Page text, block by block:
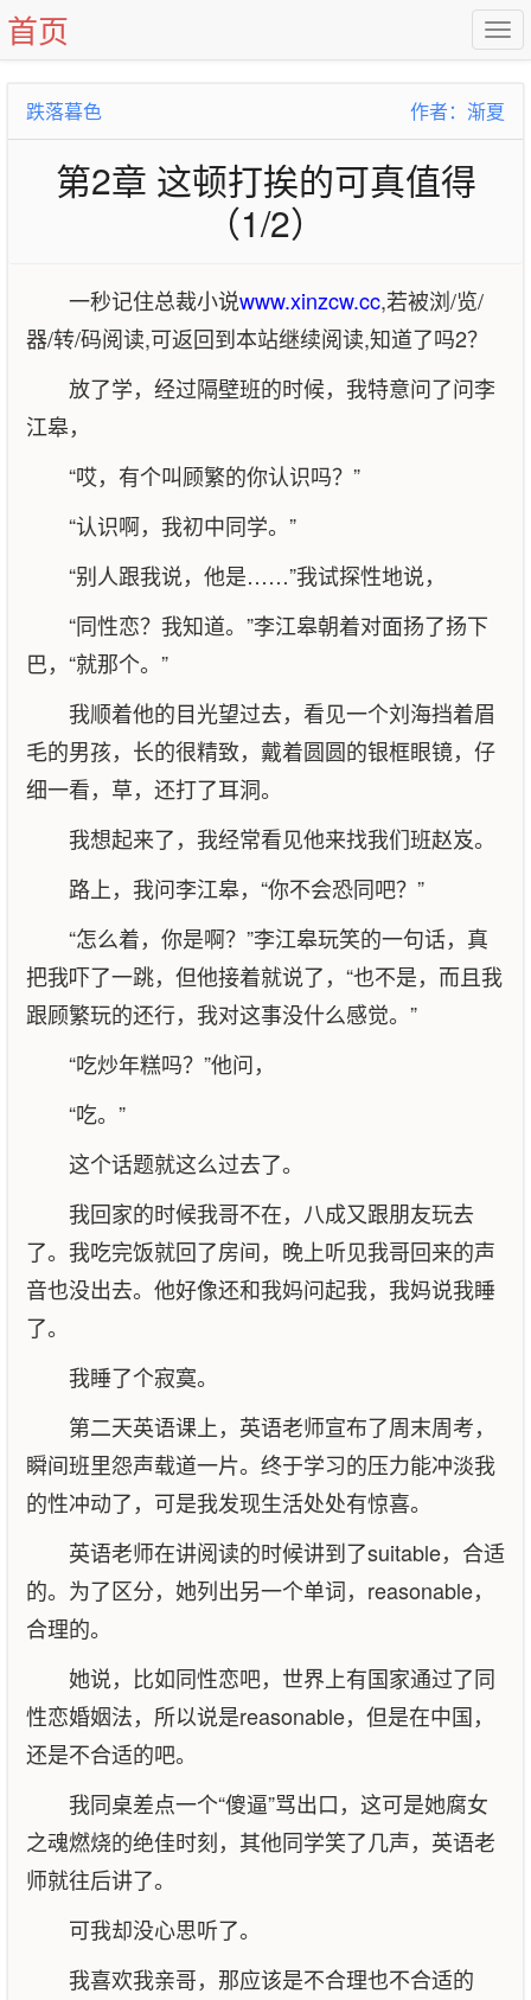
首页
跌落暮色 作者：渐夏
第2章 这顿打挨的可真值得
（1/2）
一秒记住总裁小说www.xinzcw.cc,若被浏/览/
器/转/码阅读,可返回到本站继续阅读,知道了吗2？
放了学，经过隔壁班的时候，我特意问了问李
江皋，
“哎，有个叫顾繁的你认识吗？”
“认识啊，我初中同学。”
“别人跟我说，他是……”我试探性地说，
“同性恋？我知道。”李江皋朝着对面扬了扬下
巴，“就那个。”
我顺着他的目光望过去，看见一个刘海挡着眉
毛的男孩，长的很精致，戴着圆圆的银框眼镜，仔
细一看，草，还打了耳洞。
我想起来了，我经常看见他来找我们班赵岌。
路上，我问李江皋，“你不会恐同吧？”
“怎么着，你是啊？”李江皋玩笑的一句话，真
把我吓了一跳，但他接着就说了，“也不是，而且我
跟顾繁玩的还行，我对这事没什么感觉。”
“吃炒年糕吗？”他问，
“吃。”
这个话题就这么过去了。
我回家的时候我哥不在，八成又跟朋友玩去
了。我吃完饭就回了房间，晚上听见我哥回来的声
音也没出去。他好像还和我妈问起我，我妈说我睡
了。
我睡了个寂寞。
第二天英语课上，英语老师宣布了周末周考，
瞬间班里怨声载道一片。终于学习的压力能冲淡我
的性冲动了，可是我发现生活处处有惊喜。
英语老师在讲阅读的时候讲到了suitable，合适
的。为了区分，她列出另一个单词，reasonable，
合理的。
她说，比如同性恋吧，世界上有国家通过了同
性恋婚姻法，所以说是reasonable，但是在中国，
还是不合适的吧。
我同桌差点一个“傻逼”骂出口，这可是她腐女
之魂燃烧的绝佳时刻，其他同学笑了几声，英语老
师就往后讲了。
可我却没心思听了。
我喜欢我亲哥，那应该是不合理也不合适的